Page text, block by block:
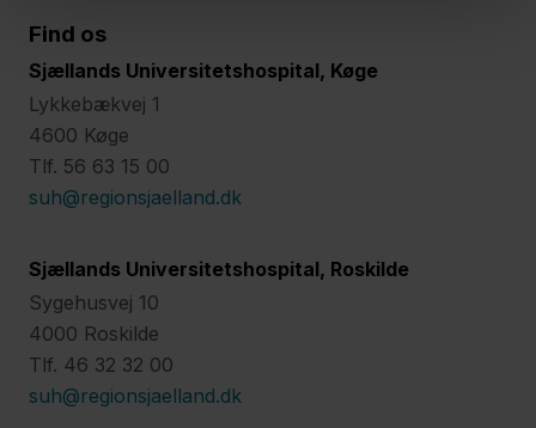
Find os
Sjællands Universitetshospital, Køge
Lykkebækvej 1
4600 Køge
Tlf. 56 63 15 00
suh@regionsjaelland.dk
Sjællands Universitetshospital, Roskilde
Sygehusvej 10
4000 Roskilde
Tlf. 46 32 32 00
suh@regionsjaelland.dk